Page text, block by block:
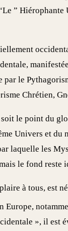
”
par le
Chrétien,
le point du
Univers et du
laquelle les
le fond reste
à tous, est
Europe,
», il est